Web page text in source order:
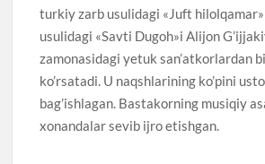
turkiy zarb usulidagi «Juft
usulidagi «Savti Dugoh»i Alijon
zamonasidagi yetuk san’atkorlardan
ko’rsatadi. U naqshlarining ko’pini
bag’ishlagan. Bastakorning musiqiy
xonandalar sevib ijro etishgan.